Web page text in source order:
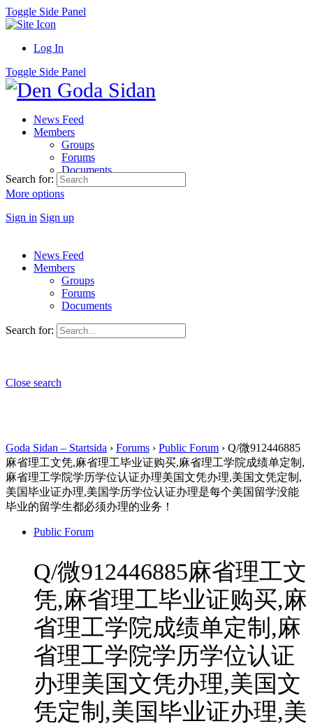
Toggle Side Panel
Log In
Toggle Side Panel
News Feed
Members
Groups
Forums
Documents
More options
Sign in Sign up
Search for:
News Feed
Members
Groups
Forums
Documents
Search for:
Close search
Goda Sidan – Startsida › Forums › Public Forum › Q/微912446885
麻省理工文凭,麻省理工毕业证购买,麻省理工学院成绩单定制,
麻省理工学院学历学位认证办理美国文凭办理,美国文凭定制,
美国毕业证办理,美国学历学位认证办理是每个美国留学没能
毕业的留学生都必须办理的业务！
Public Forum
Q/微912446885麻省理工文
凭,麻省理工毕业证购买,麻
省理工学院成绩单定制,麻
省理工学院学历学位认证
办理美国文凭办理,美国文
凭定制,美国毕业证办理,美